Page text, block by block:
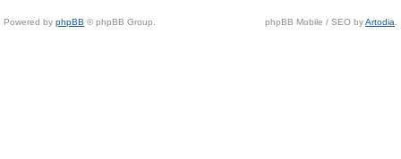
Powered by phpBB © phpBB Group. phpBB Mobile / SEO byArtodia